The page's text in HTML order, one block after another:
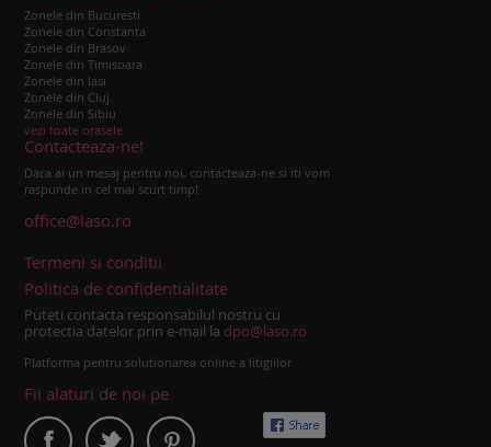
Zonele din Bucuresti
Zonele din Constanta
Zonele din Brasov
Zonele din Timisoara
Zonele din Iasi
Zonele din Cluj
Zonele din Sibiu
vezi toate orasele
Contacteaza-ne!
Daca ai un mesaj pentru noi, contacteaza-ne si iti vom
raspunde in cel mai scurt timp!
office@laso.ro
Termeni si conditii
Politica de confidentialitate
Puteti contacta responsabilul nostru cu
protectia datelor prin e-mail la dpo@laso.ro
Platforma pentru solutionarea online a litigiilor
Fii alaturi de noi pe